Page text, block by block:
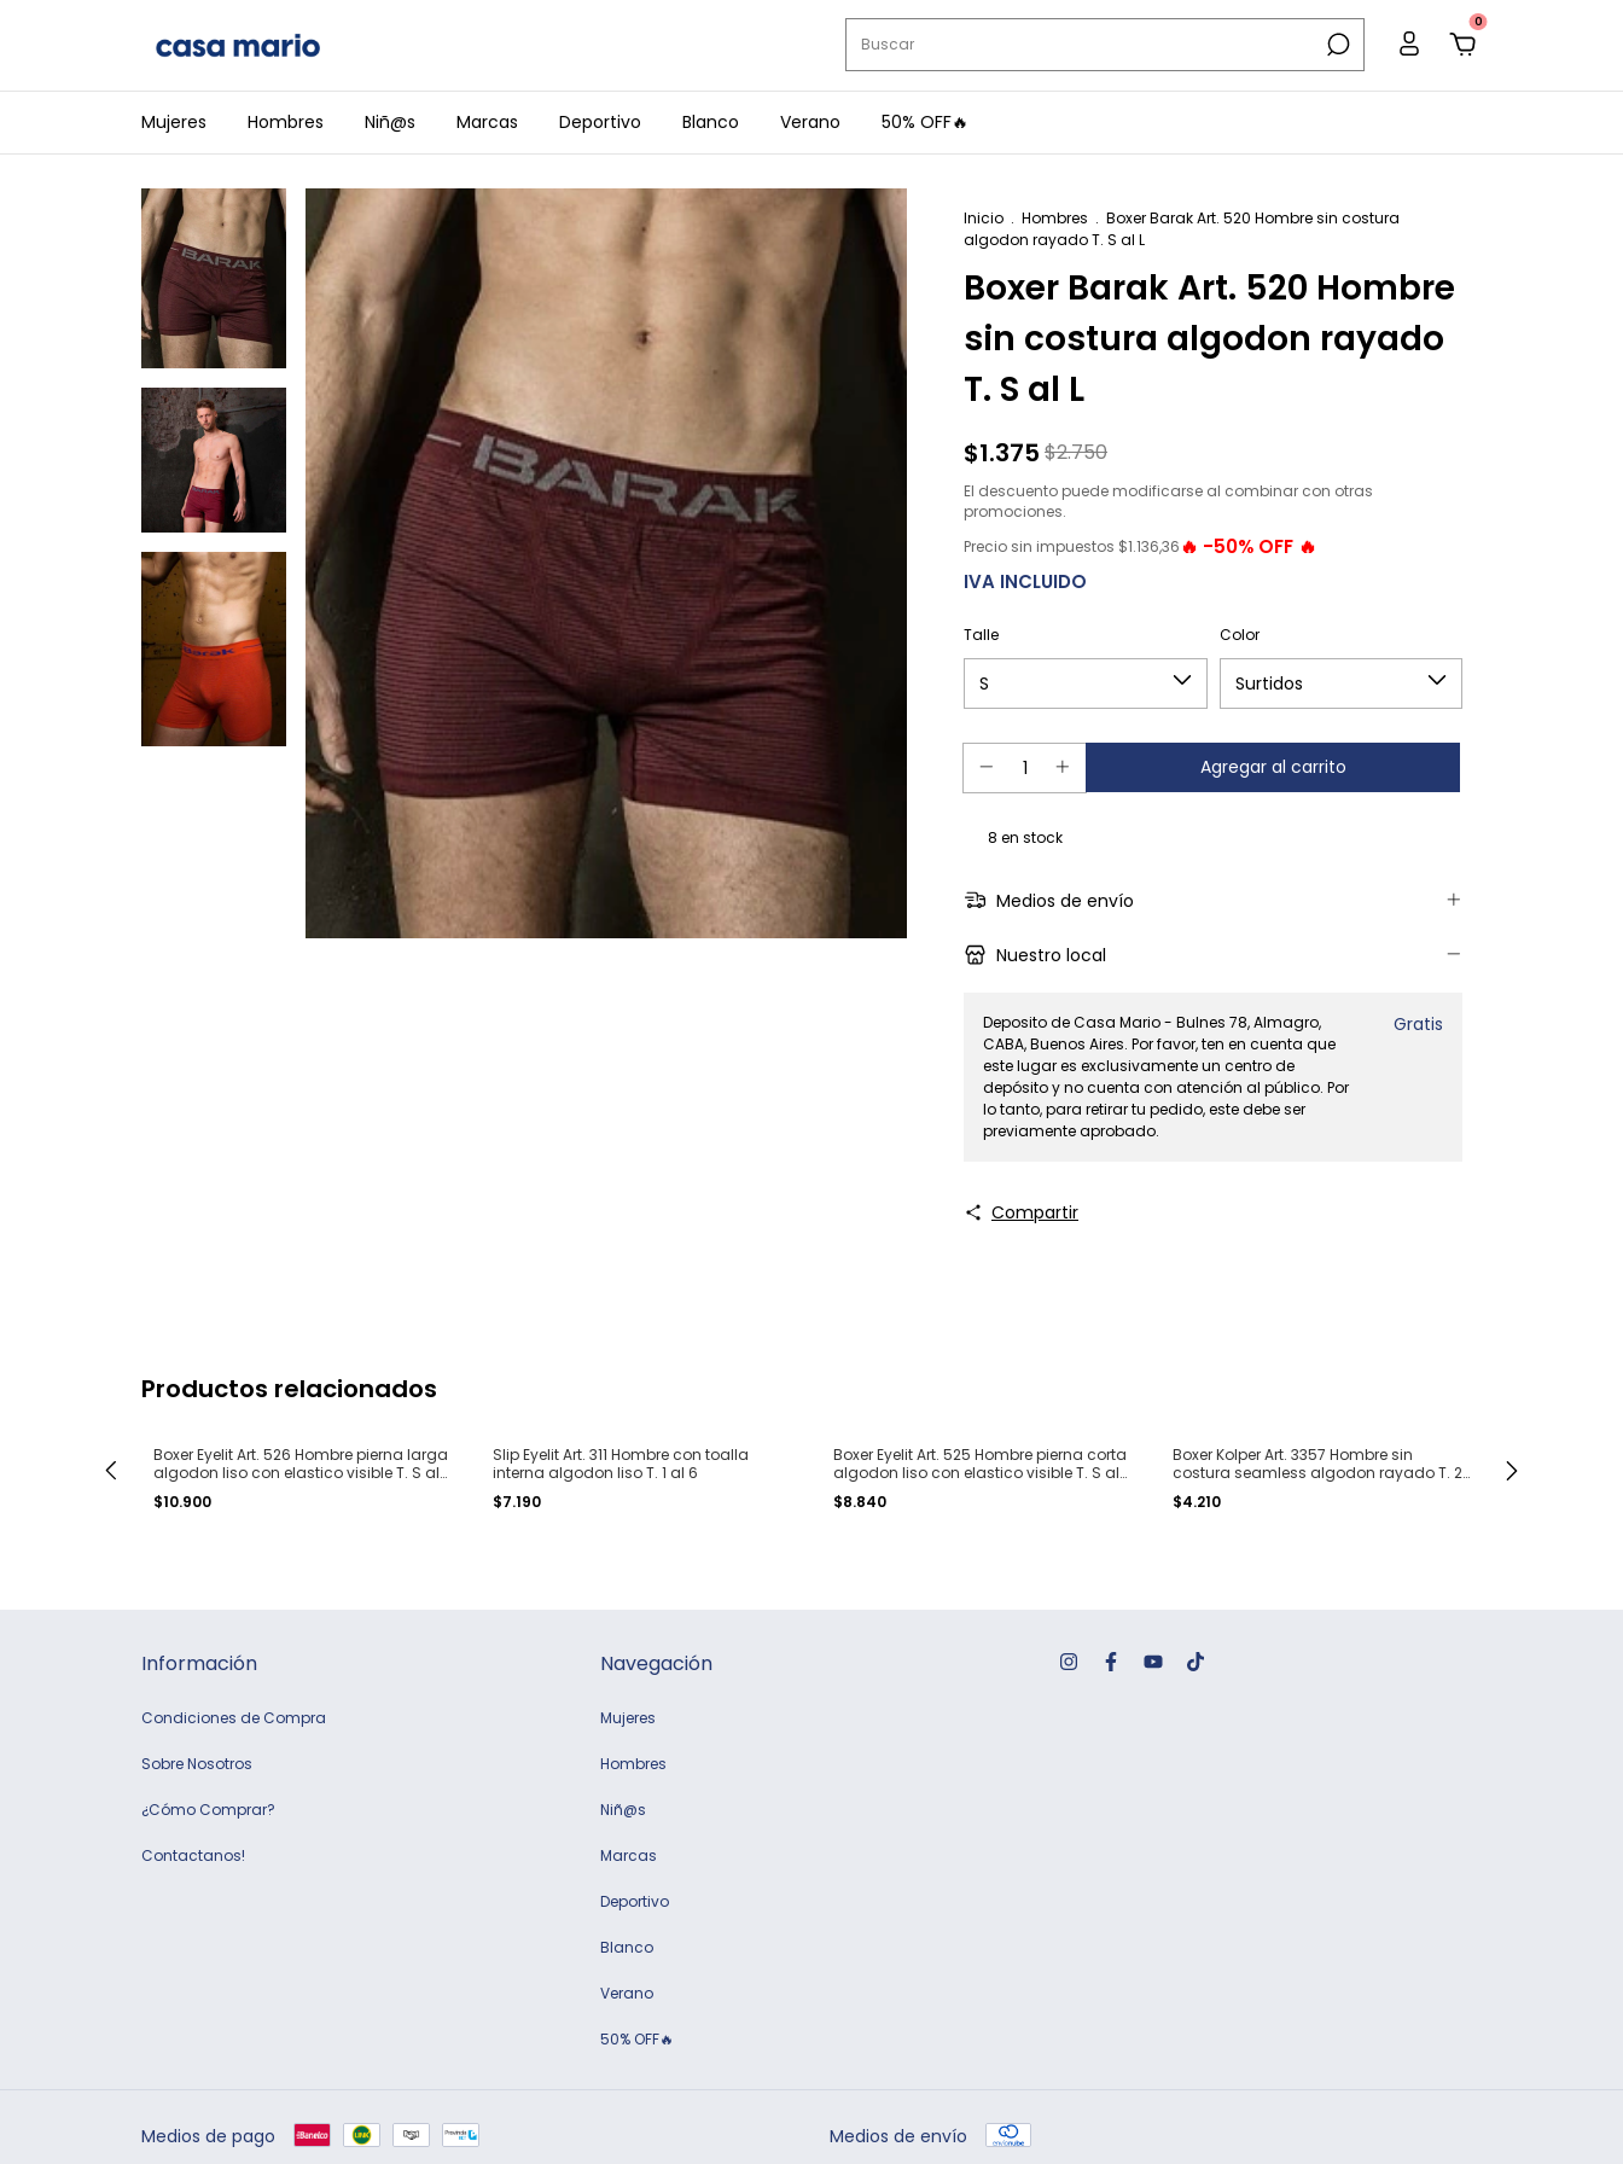
0
Mujeres Hombres Niñ@s Marcas Deportivo Blanco Verano 50% OFF🔥
Inicio . Hombres . Boxer Barak Art. 520 Hombre sin costura
algodon rayado T. S al L
Boxer Barak Art. 520 Hombre
sin costura algodon rayado
T. S al L
$1.375
-50% OFF
$2.750
El descuento puede modificarse al combinar con otras
promociones.
Precio sin impuestos $1.136,36
Talle Color
8 en stock
Medios de envío
Nuestro local
Deposito de Casa Mario - Bulnes 78, Almagro,
CABA, Buenos Aires. Por favor, ten en cuenta que
este lugar es exclusivamente un centro de
depósito y no cuenta con atención al público. Por
lo tanto, para retirar tu pedido, este debe ser
previamente aprobado.
Gratis
Compartir
Productos relacionados
Boxer Eyelit Art. 526 Hombre pierna larga
algodon liso con elastico visible T. S al
XXL
$10.900
Slip Eyelit Art. 311 Hombre con toalla
interna algodon liso T. 1 al 6
$7.190
Boxer Eyelit Art. 525 Hombre pierna corta
algodon liso con elastico visible T. S al
XXL
$8.840
Boxer Kolper Art. 3357 Hombre sin
costura seamless algodon rayado T. 2
al 6
$4.210
con botones
Información
Condiciones de Compra
Sobre Nosotros
¿Cómo Comprar?
Contactanos!
Navegación
Mujeres
Hombres
Niñ@s
Marcas
Deportivo
Blanco
Verano
50% OFF🔥
Medios de pago Medios de envío